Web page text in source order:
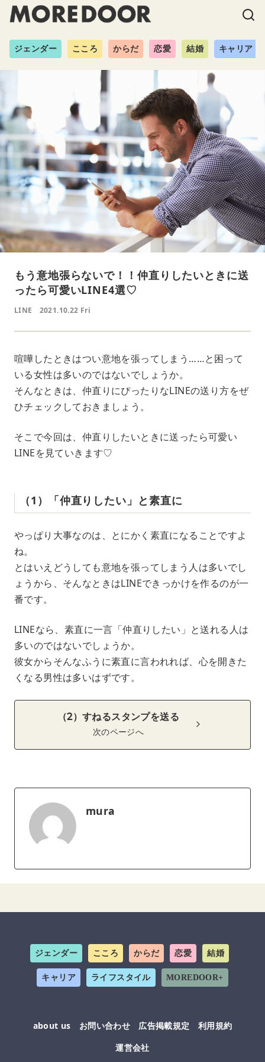
ジェンダー こころ からだ 恋愛 結婚 キャリア
もう意地張らないで！！仲直りしたいときに送
ったら可愛いLINE4選♡
LINE 2021.10.22 Fri
喧嘩したときはつい意地を張ってしまう……と困って
いる女性は多いのではないでしょうか。
そんなときは、仲直りにぴったりなLINEの送り方をぜ
ひチェックしておきましょう。
そこで今回は、仲直りしたいときに送ったら可愛い
LINEを見ていきます♡
（1）「仲直りしたい」と素直に
やっぱり大事なのは、とにかく素直になることですよ
ね。
とはいえどうしても意地を張ってしまう人は多いでし
ょうから、そんなときはLINEできっかけを作るのが一
番です。
LINEなら、素直に一言「仲直りしたい」と送れる人は
多いのではないでしょうか。
彼女からそんなふうに素直に言われれば、心を開きた
くなる男性は多いはずです。
（2）すねるスタンプを送る
次のページへ
mura
ジェンダー こころ からだ 恋愛 結婚
キャリア ライフスタイル MOREDOOR+
about us お問い合わせ 広告掲載規定
利用規約
運営会社